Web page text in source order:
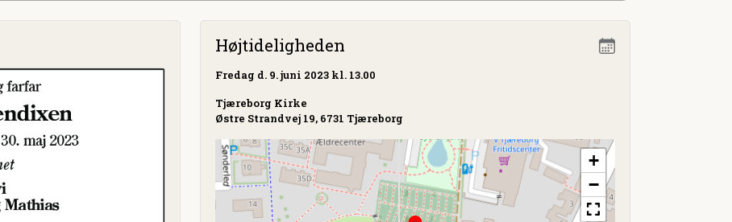
Højtideligheden
Fredag d. 9. juni 2023 kl. 13.00
Tjæreborg Kirke
Østre Strandvej 19, 6731 Tjæreborg
+
−